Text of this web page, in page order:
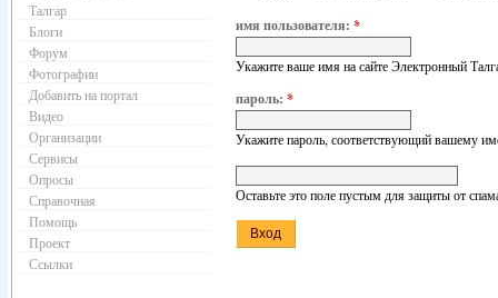
имя пользователя: *
Укажите ваше имя на сайте Электронный
пароль: *
Укажите пароль, соответствующий вашему
Оставьте это поле пустым для защиты от
Талгар
Блоги
Форум
Фотографии
Добавить на портал
Видео
Организации
Сервисы
Опросы
Справочная
Помощь
Проект
Ссылки